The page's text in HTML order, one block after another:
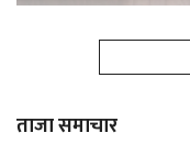
ताजा समाचार